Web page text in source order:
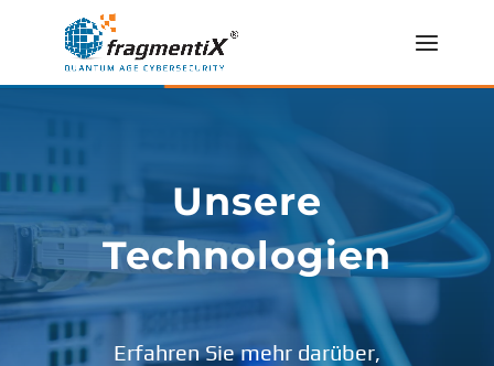
Unsere
Technologien
Erfahren Sie mehr darüber,